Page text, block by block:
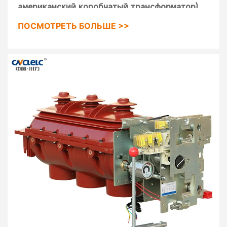
американский коробчатый трансформатор),
шрифтовой структуры, трансформатор и
оборудование тесно связаны как одно целое,
среди которых, три стороны трансформатора
условия теплоотдачи, и могут быть отделены
от корпуса высоковольтного и
низковольтного оборудования, простое
обслуживание.
ПОСМОТРЕТЬ БОЛЬШЕ >>